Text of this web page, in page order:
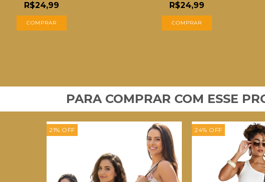
R$24,99
COMPRAR
R$24,99
COMPRAR
PARA COMPRAR COM ESSE
21% OFF 24% OFF